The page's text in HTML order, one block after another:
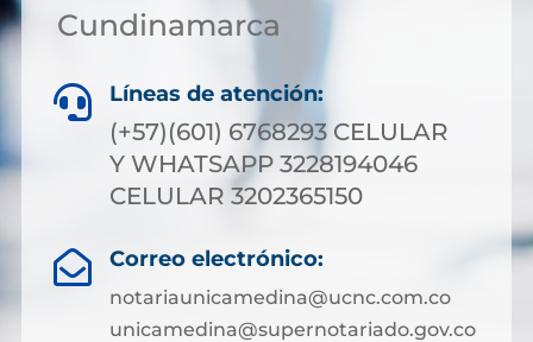
Cundinamarca
 Líneas de atención:
(+57)(601) 6768293 CELULAR
Y WHATSAPP 3228194046
CELULAR 3202365150
 Correo electrónico:
notariaunicamedina@ucnc.com.co
unicamedina@supernotariado.gov.co